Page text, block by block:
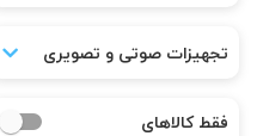
تجهیزات صوتی و تصویری
فقط کالاهای